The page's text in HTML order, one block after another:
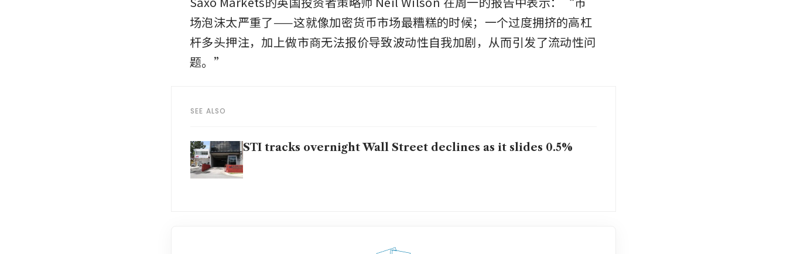
场泡沫太严重了——这就像加密货币市场最糟糕的时候；一个过度拥挤的高杠
杆多头押注，加上做市商无法报价导致波动性自我加剧，从而引发了流动性问
题。”
SEE ALSO
STI tracks overnight Wall Street declines as it slides 0.5%